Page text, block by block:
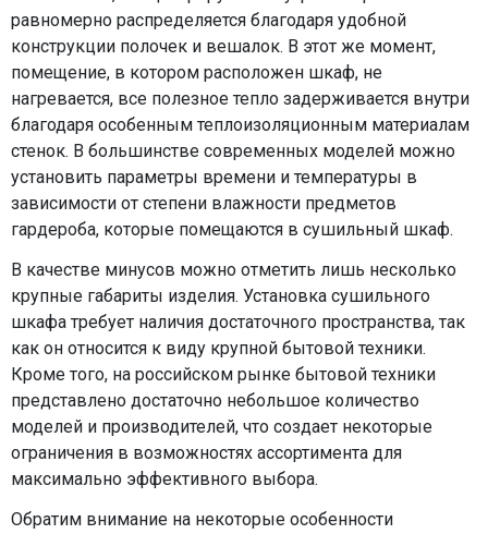
равномерно распределяется благодаря удобной
конструкции полочек и вешалок. В этот же момент,
помещение, в котором расположен шкаф, не
нагревается, все полезное тепло задерживается внутри
благодаря особенным теплоизоляционным материалам
стенок. В большинстве современных моделей можно
установить параметры времени и температуры в
зависимости от степени влажности предметов
гардероба, которые помещаются в сушильный шкаф.
В качестве минусов можно отметить лишь несколько
крупные габариты изделия. Установка сушильного
шкафа требует наличия достаточного пространства, так
как он относится к виду крупной бытовой техники.
Кроме того, на российском рынке бытовой техники
представлено достаточно небольшое количество
моделей и производителей, что создает некоторые
ограничения в возможностях ассортимента для
максимально эффективного выбора.
Обратим внимание на некоторые особенности